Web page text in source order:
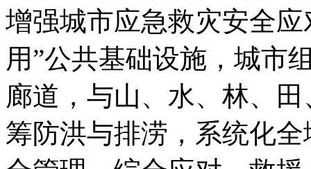
增强城市应急救灾安全
用”公共基础设施，城市
廊道，与山、水、林、
筹防洪与排涝，系统化